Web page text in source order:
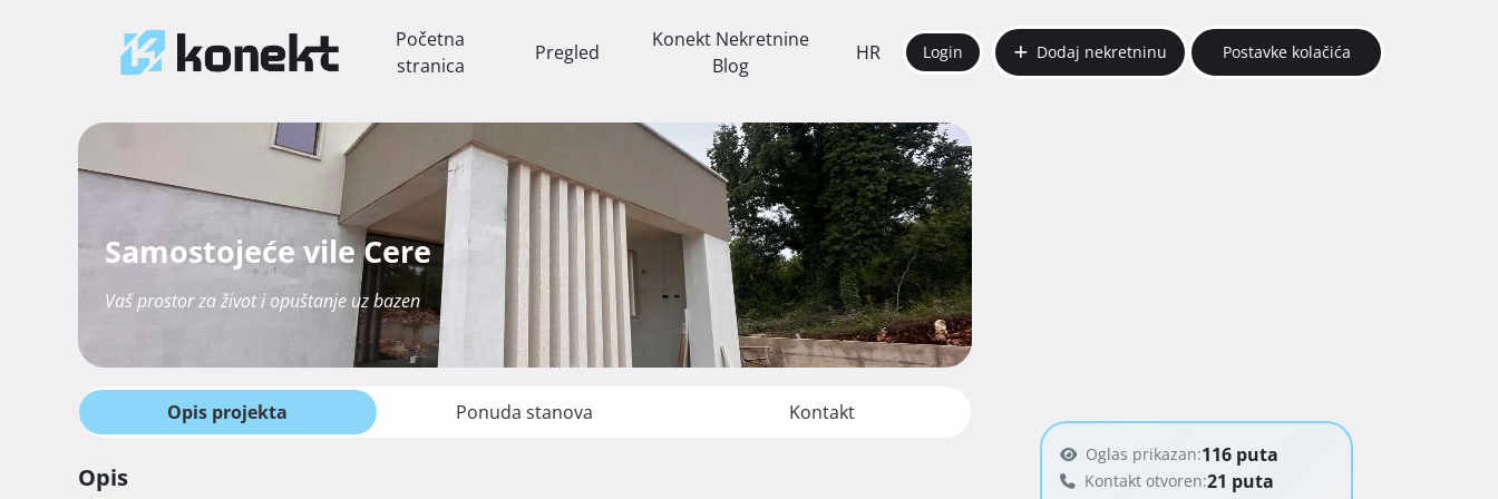
Početna
stranica
Pregled
Konekt Nekretnine
Blog
HR Login Dodaj nekretninu Postavke kolačića
Samostojeće vile Cere
Vaš prostor za život i opuštanje uz bazen
Opis projekta Ponuda stanova Kontakt
Opis
Oglas prikazan:116 puta
Kontakt otvoren:21 puta